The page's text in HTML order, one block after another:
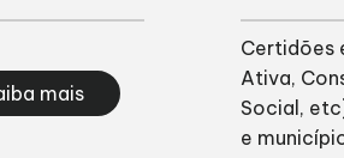
mais
Certidões
Ativa,
Social,
e